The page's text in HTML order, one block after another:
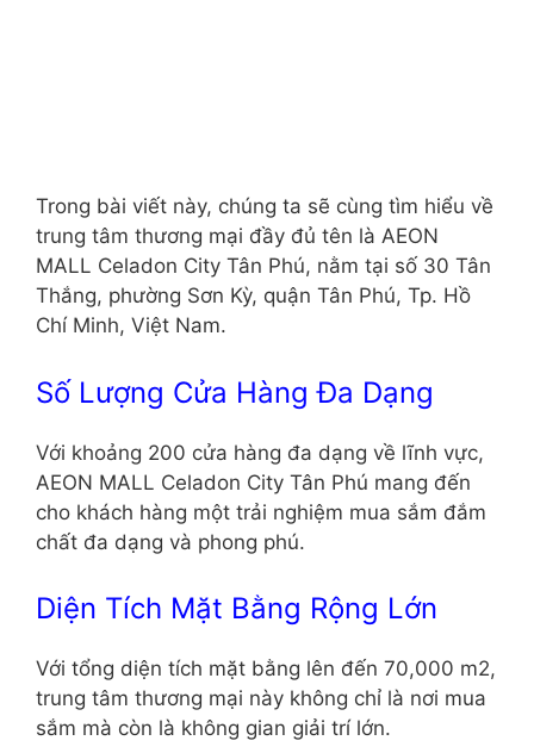
Trong bài viết này, chúng ta sẽ cùng tìm hiểu về
trung tâm thương mại đầy đủ tên là AEON
MALL Celadon City Tân Phú, nằm tại số 30 Tân
Thắng, phường Sơn Kỳ, quận Tân Phú, Tp. Hồ
Chí Minh, Việt Nam.
Số Lượng Cửa Hàng Đa Dạng
Với khoảng 200 cửa hàng đa dạng về lĩnh vực,
AEON MALL Celadon City Tân Phú mang đến
cho khách hàng một trải nghiệm mua sắm đắm
chất đa dạng và phong phú.
Diện Tích Mặt Bằng Rộng Lớn
Với tổng diện tích mặt bằng lên đến 70,000 m2,
trung tâm thương mại này không chỉ là nơi mua
sắm mà còn là không gian giải trí lớn.